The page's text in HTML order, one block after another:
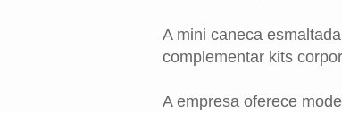
A mini caneca
complementar kits
A empresa oferece